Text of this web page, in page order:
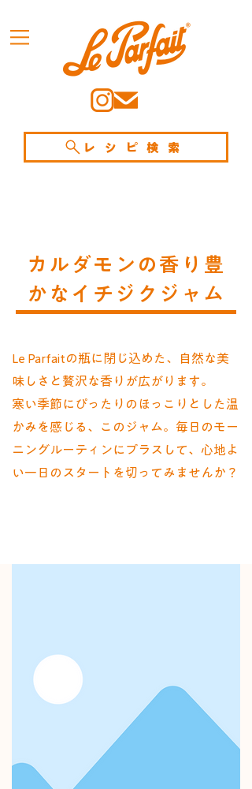
レシピ検索
カルダモンの香り豊
かなイチジクジャム
Le Parfaitの瓶に閉じ込めた、自然な美
味しさと贅沢な香りが広がります。
寒い季節にぴったりのほっこりとした温
かみを感じる、このジャム。毎日のモー
ニングルーティンにプラスして、心地よ
い一日のスタートを切ってみませんか？